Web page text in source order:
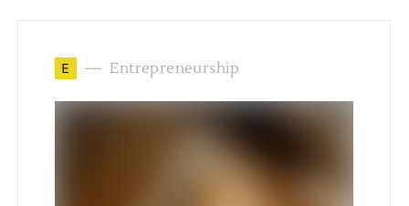
E Entrepreneurship